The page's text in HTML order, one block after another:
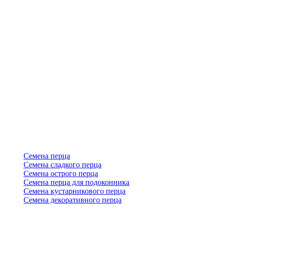
Семена перца
Семена сладкого перца
Семена острого перца
Семена перца для подоконника
Семена кустарникового перца
Семена декоративного перца